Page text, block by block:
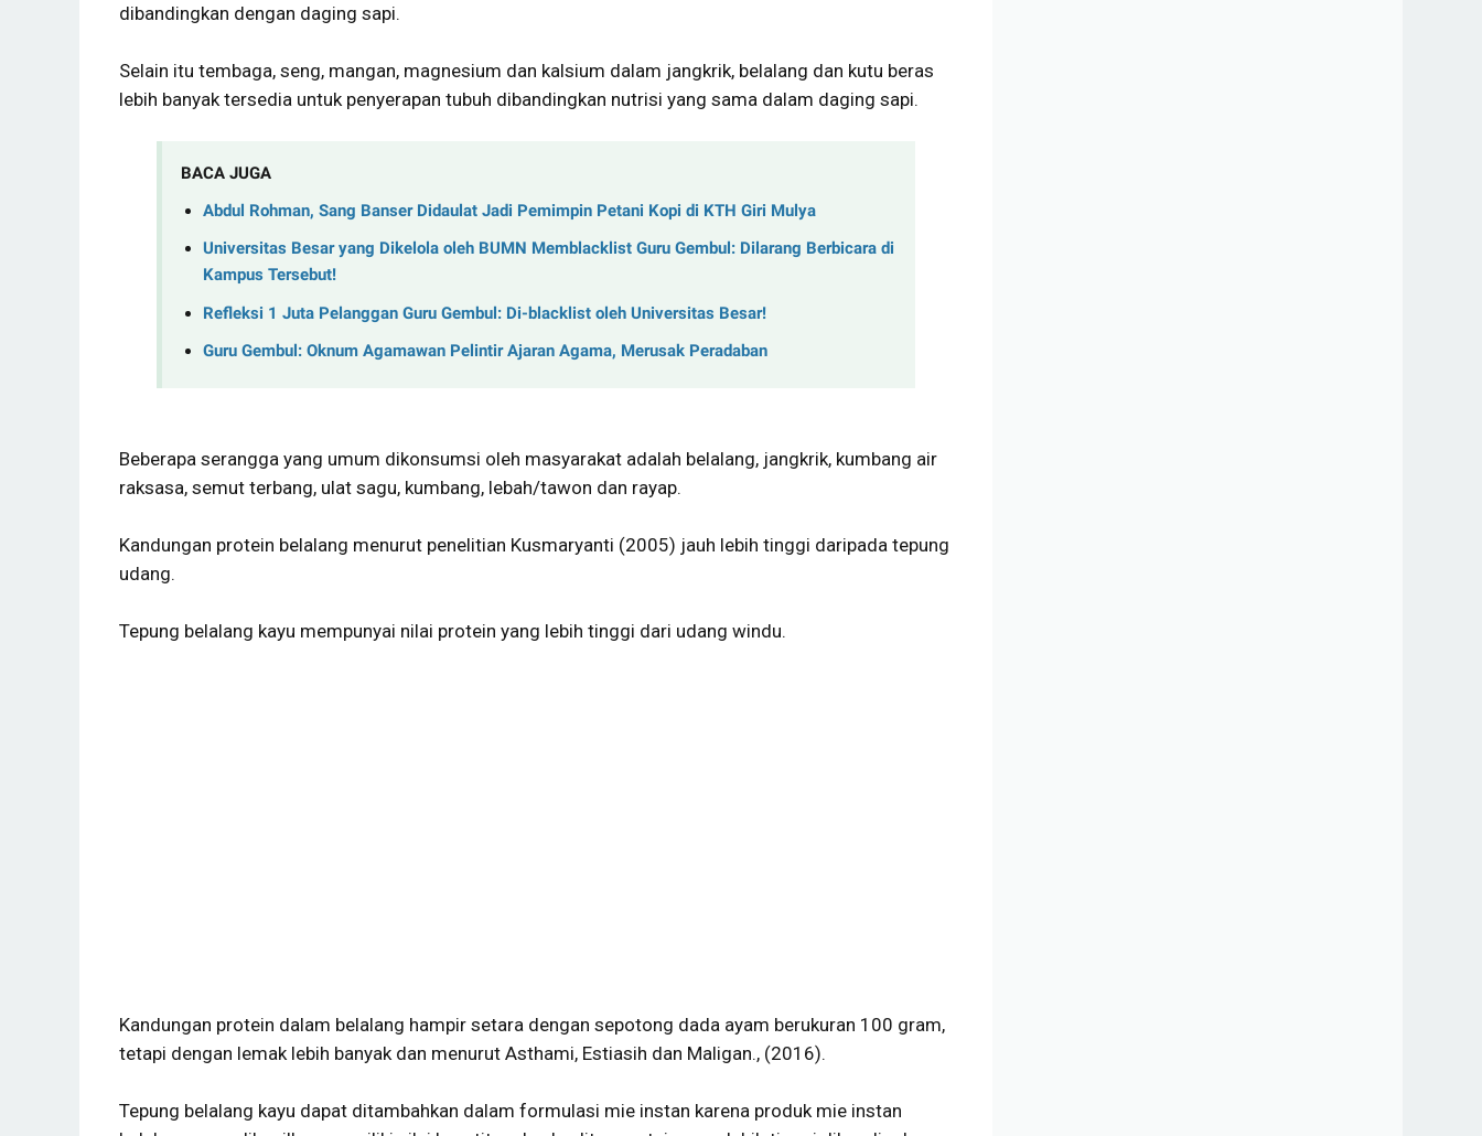
dibandingkan dengan daging sapi.
Selain itu tembaga, seng, mangan, magnesium dan kalsium dalam jangkrik, belalang dan kutu beras
lebih banyak tersedia untuk penyerapan tubuh dibandingkan nutrisi yang sama dalam daging sapi.
BACA JUGA
Abdul Rohman, Sang Banser Didaulat Jadi Pemimpin Petani Kopi di KTH Giri Mulya
Universitas Besar yang Dikelola oleh BUMN Memblacklist Guru Gembul: Dilarang Berbicara di
Kampus Tersebut!
Refleksi 1 Juta Pelanggan Guru Gembul: Di-blacklist oleh Universitas Besar!
Guru Gembul: Oknum Agamawan Pelintir Ajaran Agama, Merusak Peradaban
Beberapa serangga yang umum dikonsumsi oleh masyarakat adalah belalang, jangkrik, kumbang air
raksasa, semut terbang, ulat sagu, kumbang, lebah/tawon dan rayap.
Kandungan protein belalang menurut penelitian Kusmaryanti (2005) jauh lebih tinggi daripada tepung
udang.
Tepung belalang kayu mempunyai nilai protein yang lebih tinggi dari udang windu.
Kandungan protein dalam belalang hampir setara dengan sepotong dada ayam berukuran 100 gram,
tetapi dengan lemak lebih banyak dan menurut Asthami, Estiasih dan Maligan., (2016).
Tepung belalang kayu dapat ditambahkan dalam formulasi mie instan karena produk mie instan